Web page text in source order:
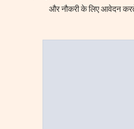
और नौकरी के लिए आवेदन